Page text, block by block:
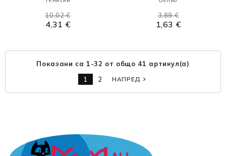
4,31 €
10,02 €
1,63 €
3,89 €
Показани са 1-32 от общо 41 артикул(а)
1
2 НАПРЕД navigate_next